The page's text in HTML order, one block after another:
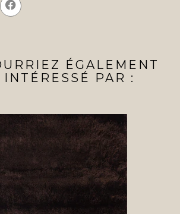
ÉGALEMENT
INTÉRESSÉ PAR :